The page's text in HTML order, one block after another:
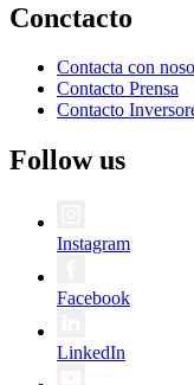
Conctacto
Contacta con
Contacto Prensa
Contacto
Follow us
Instagram
Facebook
LinkedIn